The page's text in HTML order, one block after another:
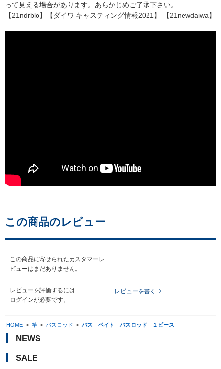
って見える場合があります。あらかじめご了承下さい。
【21ndrblo】【ダイワ キャスティング情報2021】 【21newdaiwa】
この商品のレビュー
この商品に寄せられたカスタマーレ
ビューはまだありません。
レビューを評価するには
ログインが必要です。
レビューを書く
HOME > 竿 > バスロッド > バス ベイト バスロッド １ピース
NEWS
SALE